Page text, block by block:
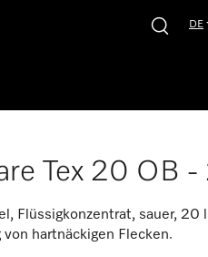
DE
Tex 20 OB -
Flüssigkonzentrat, sauer, 20
von hartnäckigen Flecken.